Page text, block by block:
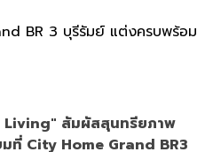
BR 3 บุรีรัมย์ แต่งครบพร้อม
สัมผัสสุนทรียภาพ
ที่ City Home Grand BR3